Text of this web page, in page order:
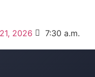
2026 7:30 a.m.